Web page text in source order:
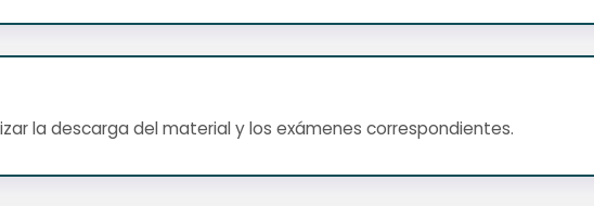
la descarga del material y los exámenes correspondientes.